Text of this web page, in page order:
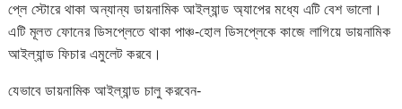
প্লে স্টোরে থাকা অন্যান্য ডায়নামিক আইল্যান্ড অ্যাপের মধ্যে এটি বেশ ভালো।
এটি মূলত ফোনের ডিসপ্লেতে থাকা পাঞ্চ-হোল ডিসপ্লেকে কাজে লাগিয়ে ডায়নামিক
আইল্যান্ড ফিচার এমুলেট করবে।
যেভাবে ডায়নামিক আইল্যান্ড চালু করবেন-